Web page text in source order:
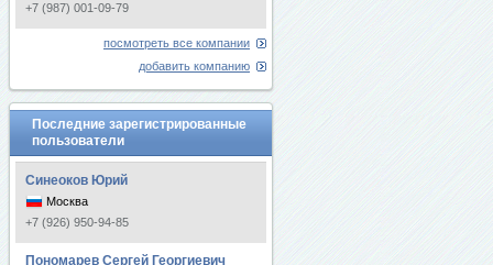
+7 (987) 001-09-79
посмотреть все компании
добавить компанию
Последние зарегистрированные
пользователи
Синеоков Юрий
Москва
+7 (926) 950-94-85
Пономарев Сергей Георгиевич